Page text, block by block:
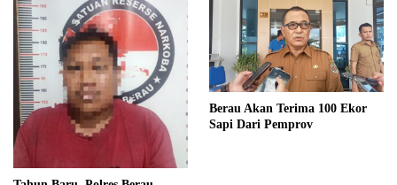
Berau Akan Terima 100 Ekor
Sapi Dari Pemprov